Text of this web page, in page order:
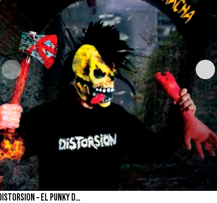
DISTORSION – EL PUNKY DEL HACHA